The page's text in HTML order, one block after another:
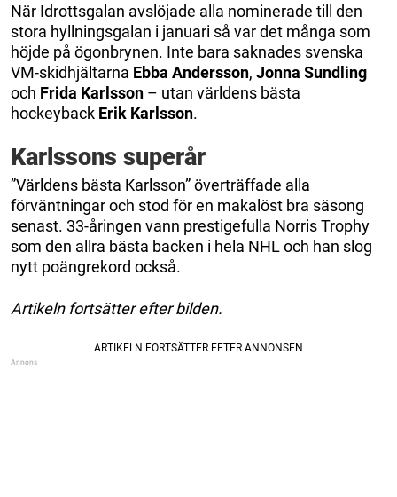
När Idrottsgalan avslöjade alla nominerade till den
stora hyllningsgalan i januari så var det många som
höjde på ögonbrynen. Inte bara saknades svenska
VM-skidhjältarna Ebba Andersson, Jonna Sundling
och Frida Karlsson – utan världens bästa
hockeyback Erik Karlsson.
Karlssons superår
”Världens bästa Karlsson” överträffade alla
förväntningar och stod för en makalöst bra säsong
senast. 33-åringen vann prestigefulla Norris Trophy
som den allra bästa backen i hela NHL och han slog
nytt poängrekord också.
Artikeln fortsätter efter bilden.